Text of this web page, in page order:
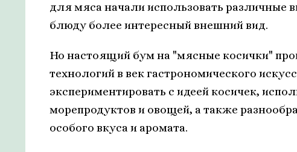
для мяса начали использовать различные
блюду более интересный внешний вид.
Но настоящий бум на "мясные косички"
технологий в век гастрономического
экспериментировать с идеей косичек,
морепродуктов и овощей, а также
особого вкуса и аромата.